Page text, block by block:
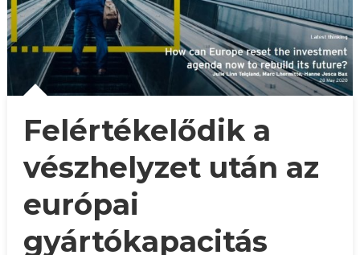
Felértékelődik a
vészhelyzet után az
európai
gyártókapacitás